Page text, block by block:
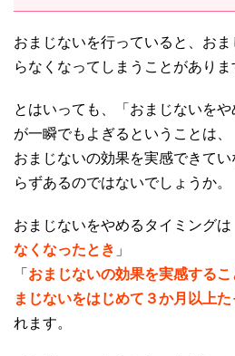
おまじないを行っていると、お
らなくなってしまうことがありま
とはいっても、「おまじないを
が一瞬でもよぎるということは、
おまじないの効果を実感できて
らずあるのではないでしょうか。
おまじないをやめるタイミングは
なくなったとき 」
「 おまじないの効果を実感する
まじないをはじめて３か月以上た
れます。